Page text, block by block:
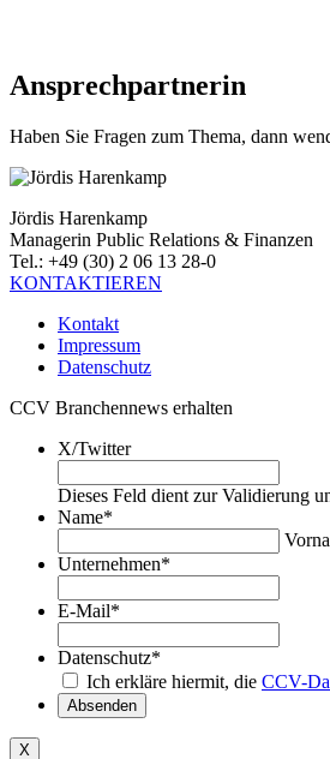
Ansprechpartnerin
Haben Sie Fragen zum Thema, dann
Jördis Harenkamp
Managerin Public Relations & Finanzen
Tel.: +49 (30) 2 06 13 28-0
KONTAKTIEREN
Kontakt
Impressum
Datenschutz
CCV Branchennews erhalten
X/Twitter
Dieses Feld dient zur Validierung
Name*
Unternehmen*
E-Mail*
Datenschutz*
Ich erkläre hiermit, die CCV-
Absenden
X